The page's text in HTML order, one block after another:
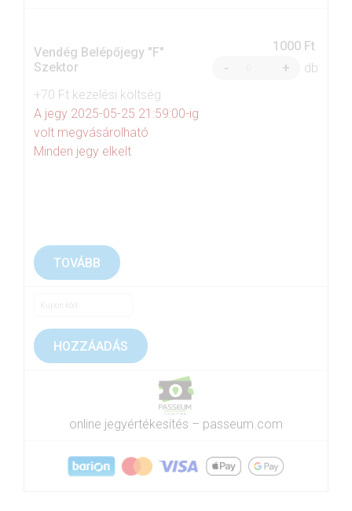
Vendég Belépőjegy "F"
Szektor
+70 Ft kezelési költség
A jegy 2025-05-25 21:59:00-ig
volt megvásárolható
Minden jegy elkelt
1000 Ft
-
+ db
TOVÁBB
HOZZÁADÁS
online jegyértékesítés – passeum.com